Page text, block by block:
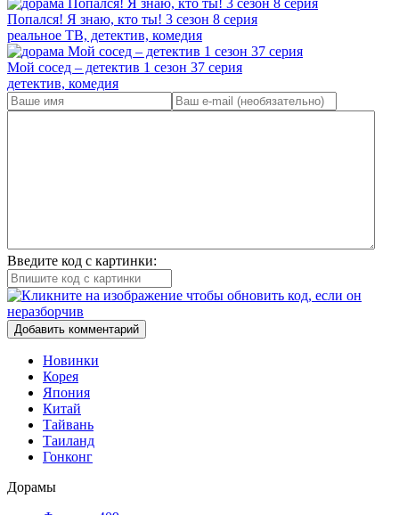
Попался! Я знаю, кто ты! 3 сезон 8 серия
реальное ТВ, детектив, комедия
Мой сосед – детектив 1 сезон 37 серия
детектив, комедия
Введите код с картинки:
Добавить комментарий
Новинки
Корея
Япония
Китай
Тайвань
Таиланд
Гонконг
Дорамы